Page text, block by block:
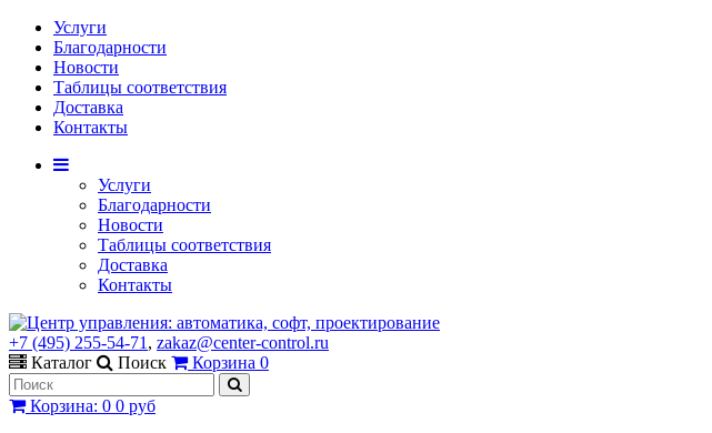
Услуги
Благодарности
Новости
Таблицы соответствия
Доставка
Контакты
Услуги
Благодарности
Новости
Таблицы соответствия
Доставка
Контакты
+7 (495) 255-54-71 , zakaz@center-control.ru
Каталог
Поиск Корзина 0
Корзина: 0 0 руб